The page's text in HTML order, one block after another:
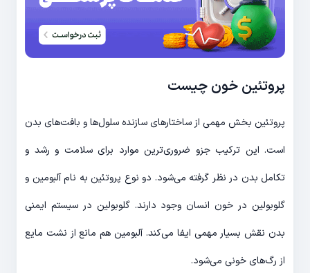
پروتئین خون چیست
پروتئین بخش مهمی از ساختارهای سازنده سلول‌ها و بافت‌های بدن
است. این ترکیب جزو ضروری‌ترین موارد برای سلامت و رشد و
تکامل بدن در نظر گرفته می‌شود. دو نوع پروتئین به نام آلبومین و
گلوبولین در خون انسان وجود دارند. گلوبولین در سیستم ایمنی
بدن نقش بسیار مهمی ایفا می‌کند. آلبومین هم مانع از نشت مایع
از رگ‌های خونی می‌شود.